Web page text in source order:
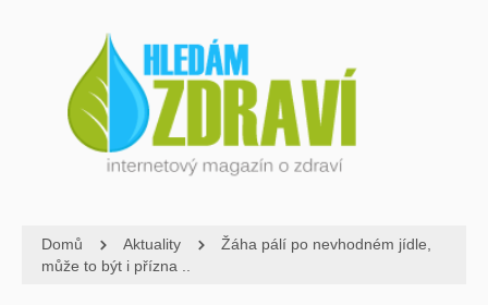
Domů Aktuality
Žáha pálí po nevhodném jídle,
může to být i přízna ..